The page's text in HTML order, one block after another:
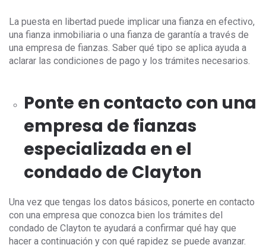
La puesta en libertad puede implicar una fianza en efectivo,
una fianza inmobiliaria o una fianza de garantía a través de
una empresa de fianzas. Saber qué tipo se aplica ayuda a
aclarar las condiciones de pago y los trámites necesarios.
Ponte en contacto con una
empresa de fianzas
especializada en el
condado de Clayton
Una vez que tengas los datos básicos, ponerte en contacto
con una empresa que conozca bien los trámites del
condado de Clayton te ayudará a confirmar qué hay que
hacer a continuación y con qué rapidez se puede avanzar.